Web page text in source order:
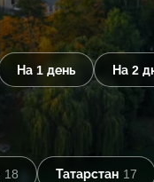
На 1 день На 2
18 Татарстан 17